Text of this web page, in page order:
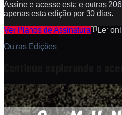
Assine e acesse esta e outras
apenas esta edição por 30 dias.
Ver Planos de Assinatura
Ler
Outras Edições